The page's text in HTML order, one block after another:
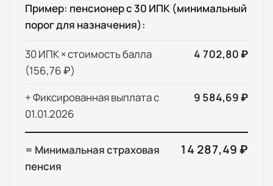
Пример: пенсионер с 30 ИПК (минимальный
порог для назначения):
30 ИПК × стоимость балла
(156,76 ₽)
4 702,80 ₽
+ Фиксированная выплата с
01.01.2026
9 584,69 ₽
= Минимальная страховая
пенсия
14 287,49 ₽